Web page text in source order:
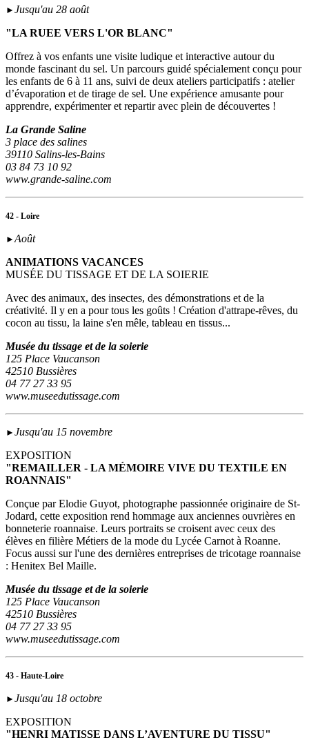
► Jusqu'au 28 août
"LA RUEE VERS L'OR BLANC"
Offrez à vos enfants une visite ludique et interactive autour du
monde fascinant du sel. Un parcours guidé spécialement conçu pour
les enfants de 6 à 11 ans, suivi de deux ateliers participatifs : atelier
d’évaporation et de tirage de sel. Une expérience amusante pour
apprendre, expérimenter et repartir avec plein de découvertes !
La Grande Saline
3 place des salines
39110 Salins-les-Bains
03 84 73 10 92
www.grande-saline.com
42 - Loire
►Août
ANIMATIONS VACANCES
MUSÉE DU TISSAGE ET DE LA SOIERIE
Avec des animaux, des insectes, des démonstrations et de la
créativité. Il y en a pour tous les goûts ! Création d'attrape-rêves, du
cocon au tissu, la laine s'en mêle, tableau en tissus...
Musée du tissage et de la soierie
125 Place Vaucanson
42510 Bussières
04 77 27 33 95
www.museedutissage.com
► Jusqu'au 15 novembre
EXPOSITION
"REMAILLER - LA MÉMOIRE VIVE DU TEXTILE EN
ROANNAIS"
Conçue par Elodie Guyot, photographe passionnée originaire de St-
Jodard, cette exposition rend hommage aux anciennes ouvrières en
bonneterie roannaise. Leurs portraits se croisent avec ceux des
élèves en filière Métiers de la mode du Lycée Carnot à Roanne.
Focus aussi sur l'une des dernières entreprises de tricotage roannaise
: Henitex Bel Maille.
Musée du tissage et de la soierie
125 Place Vaucanson
42510 Bussières
04 77 27 33 95
www.museedutissage.com
43 - Haute-Loire
► Jusqu'au 18 octobre
EXPOSITION
"HENRI MATISSE DANS L’AVENTURE DU TISSU"